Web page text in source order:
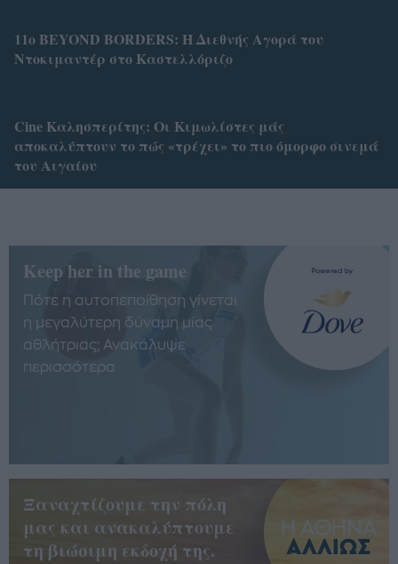
11ο BEYOND BORDERS: Η Διεθνής Αγορά του
Ντοκιμαντέρ στο Καστελλόριζο
Cine Καλησπερίτης: Οι Κιμωλίστες μάς
αποκαλύπτουν το πώς «τρέχει» το πιο όμορφο σινεμά
του Αιγαίου
Keep her in the game
Πότε η αυτοπεποίθηση γίνεται
η μεγαλύτερη δύναμη μίας
αθλήτριας; Ανακάλυψε
περισσότερα
Ξαναχτίζουμε την πόλη
μας και ανακαλύπτουμε
τη βιώσιμη εκδοχή της.